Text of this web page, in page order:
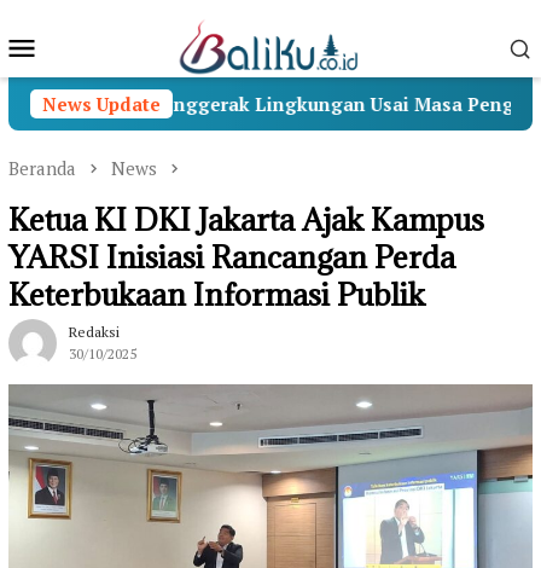
ke
Mobile
News Update
Penggerak Lingkungan Usai Masa Pengabdian
Beranda News
Ketua KI DKI Jakarta Ajak Kampus
YARSI Inisiasi Rancangan Perda
Keterbukaan Informasi Publik
Redaksi
30/10/2025